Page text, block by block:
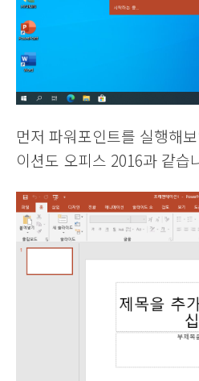
먼저 파워포인트를 실행해
이션도 오피스 2016과 같습